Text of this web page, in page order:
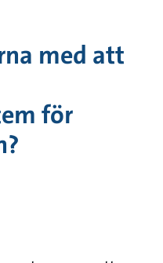
med att
för